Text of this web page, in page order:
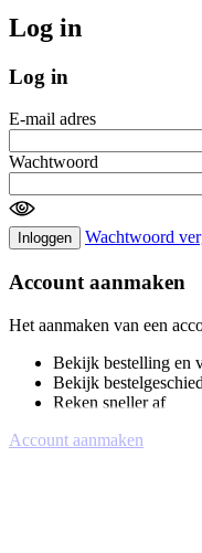
Log in
Log in
E-mail adres
Wachtwoord
Inloggen Wachtwoord
Account aanmaken
Het aanmaken van een
Bekijk bestelling en
Bekijk
Reken sneller af
Account aanmaken